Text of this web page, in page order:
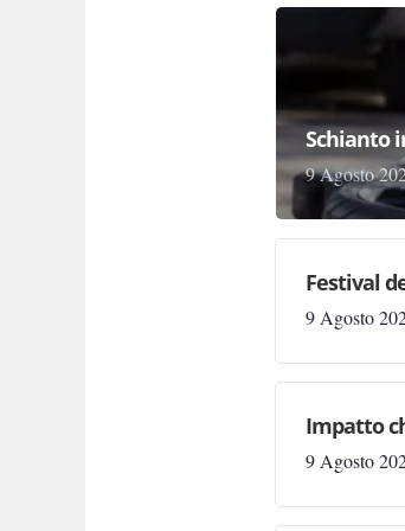
Schianto
9 Agosto
Festival
9 Agosto
Impatto
9 Agosto